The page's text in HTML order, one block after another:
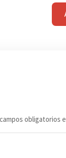
obligatorios